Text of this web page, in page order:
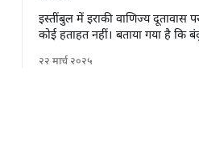
इस्तींबुल में इराकी वाणिज्य दूतावास
कोई हताहत नहीं। बताया गया है कि
से फरार हो गए हैं।
२२ मार्च २०२५